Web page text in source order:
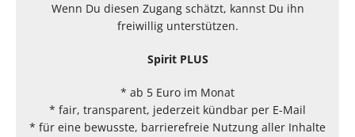
Wenn Du diesen Zugang schätzt, kannst Du ihn
freiwillig unterstützen.
Spirit PLUS
* ab 5 Euro im Monat
* fair, transparent, jederzeit kündbar per E-Mail
* für eine bewusste, barrierefreie Nutzung aller Inhalte